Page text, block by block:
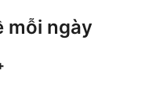
mỗi ngày